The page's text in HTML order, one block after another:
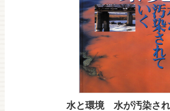
水と環境 水が汚染され